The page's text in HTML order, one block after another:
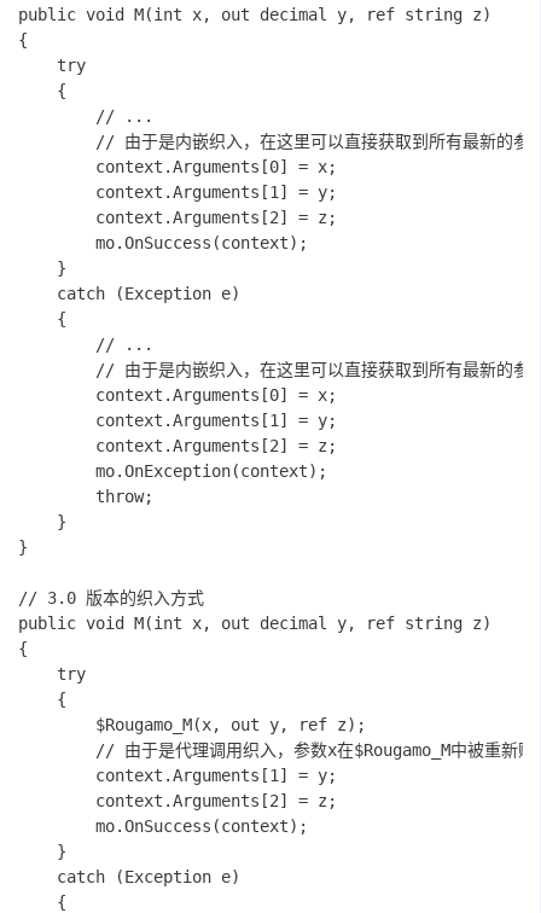
public void M(int x, out decimal y, ref string z)
{
    try
    {
        // ...
// 由于是内嵌织入，在这里可以直接获取到所有最新的参
        context.Arguments[0] = x;
        context.Arguments[1] = y;
        context.Arguments[2] = z;
        mo.OnSuccess(context);
    }
    catch (Exception e)
    {
        // ...
// 由于是内嵌织入，在这里可以直接获取到所有最新的参
        context.Arguments[0] = x;
        context.Arguments[1] = y;
        context.Arguments[2] = z;
        mo.OnException(context);
        throw;
    }
}
// 3.0 版本的织入方式
public void M(int x, out decimal y, ref string z)
{
    try
    {
        $Rougamo_M(x, out y, ref z);
// 由于是代理调用织入，参数x在$Rougamo_M中被重新赋
        context.Arguments[1] = y;
        context.Arguments[2] = z;
        mo.OnSuccess(context);
    }
    catch (Exception e)
    {